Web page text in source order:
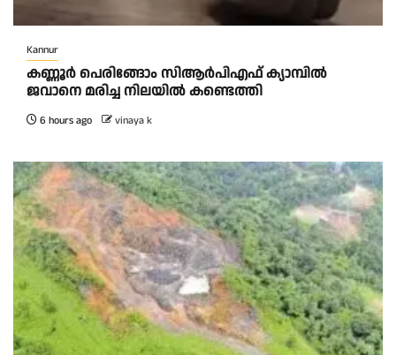
Kannur
കണ്ണൂർ പെരിങ്ങോം സിആർപിഎഫ് ക്യാമ്പിൽ
ജവാനെ മരിച്ച നിലയിൽ കണ്ടെത്തി
6 hours ago vinaya k